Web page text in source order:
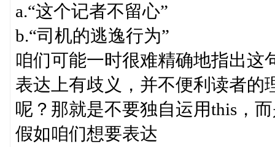
a.“这个记者不留心”
b.“司机的逃逸行为”
咱们可能一时很难精确地指出这
表达上有歧义，并不便利读者的
呢？那就是不要独自运用this，
假如咱们想要表达